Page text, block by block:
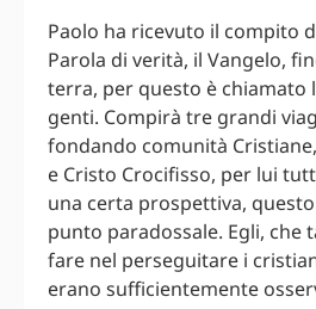
Paolo ha ricevuto il compito
Parola di verità, il Vangelo,
terra, per questo è chiamato
genti. Compirà tre grandi
fondando comunità
e Cristo Crocifisso, per lui
una certa prospettiva,
punto paradossale. Egli, che
fare nel perseguitare i
erano sufficientemente